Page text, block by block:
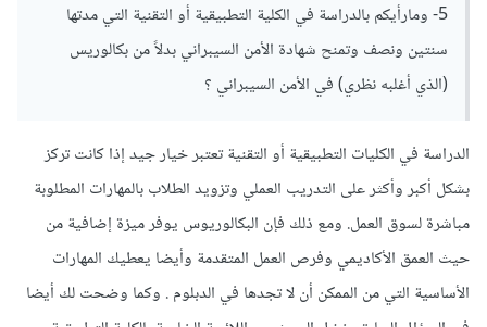
5- ومارأيكم بالدراسة في الكلية التطبيقية أو التقنية التي مدتها
سنتين ونصف وتمنح شهادة الأمن السيبراني بدلاً من بكالوريس
(الذي أغلبه نظري) في الأمن السيبراني ؟
الدراسة في الكليات التطبيقية أو التقنية تعتبر خيار جيد إذا كانت تركز
بشكل أكبر وأكثر على التدريب العملي وتزويد الطلاب بالمهارات المطلوبة
مباشرة لسوق العمل. ومع ذلك فإن البكالوريوس يوفر ميزة إضافية من
حيث العمق الأكاديمي وفرص العمل المتقدمة وأيضا يعطيك المهارات
الأساسية التي من الممكن أن لا تجدها في الدبلوم . وكما وضحت لك أيضا